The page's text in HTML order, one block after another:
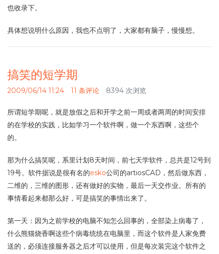
也收录下。
具体想说明什么原因，我也不点明了，大家都有脑子，慢慢想。
搞笑的短学期
2009/06/14 11:24 11 条评论 8394 次浏览
所谓短学期呢，就是放假之后和开学之前一周或者两周的时间安排
的在学校的实践，比如学习一个软件啊，做一个东西啊，这些个
的。
那为什么搞笑呢，系里计划8天时间，前七天学软件，总共是12号到
19号。软件据说是很有名的esko公司的artiosCAD，然后做东西，
二维的，三维的图形，还有做好的实物，最后一天交作业。所有的
事情看起来都那么好，可是搞笑的事情出来了。
第一天：因为之前学校的电脑不知怎么回事的，全部染上病毒了，
什么熊猫烧香啊这些个病毒统统在电脑里，而这个软件是人家免费
送的，必须连接服务器之后才可以使用，但是每次装完这个软件之